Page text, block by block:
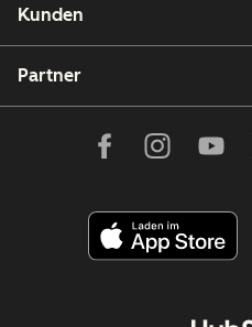
Kunden
Partner